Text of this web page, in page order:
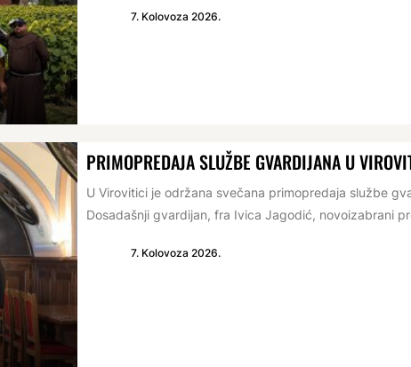
7. Kolovoza 2026.
PRIMOPREDAJA SLUŽBE GVARDIJANA U
U Virovitici je održana svečana primopredaja službe
Dosadašnji gvardijan, fra Ivica Jagodić, novoizabrani
7. Kolovoza 2026.